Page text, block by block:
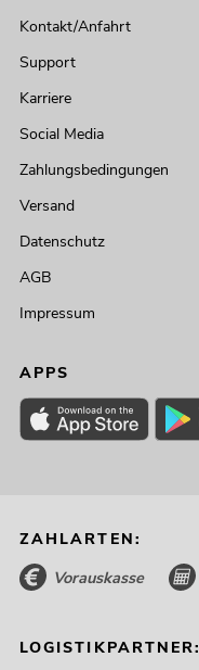
Kontakt/Anfahrt
Support
Karriere
Social Media
Zahlungsbedingungen
Versand
Datenschutz
AGB
Impressum
APPS
ZAHLARTEN:
Vorauskasse
LOGISTIKPARTNER: